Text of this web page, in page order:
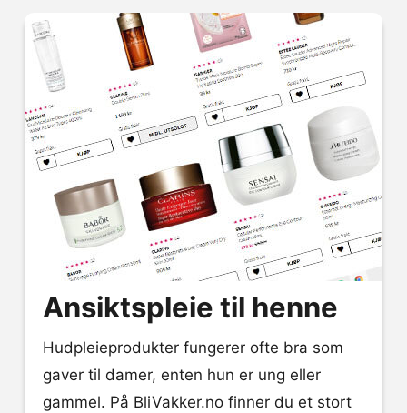
Ansiktspleie til henne
Hudpleieprodukter fungerer ofte bra som
gaver til damer, enten hun er ung eller
gammel. På BliVakker.no finner du et stort